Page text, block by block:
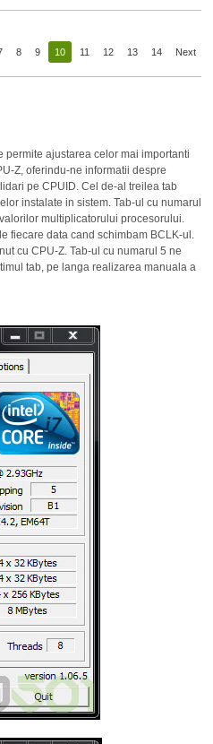
8 9 10 11 12 13 14 Next
permite ajustarea celor mai importanti
Z, oferindu-ne informatii despre
pe CPUID. Cel de-al treilea tab
instalate in sistem. Tab-ul cu numarul
multiplicatorului procesorului.
fiecare data cand schimbam BCLK-ul.
cu CPU-Z. Tab-ul cu numarul 5 ne
tab, pe langa realizarea manuala a